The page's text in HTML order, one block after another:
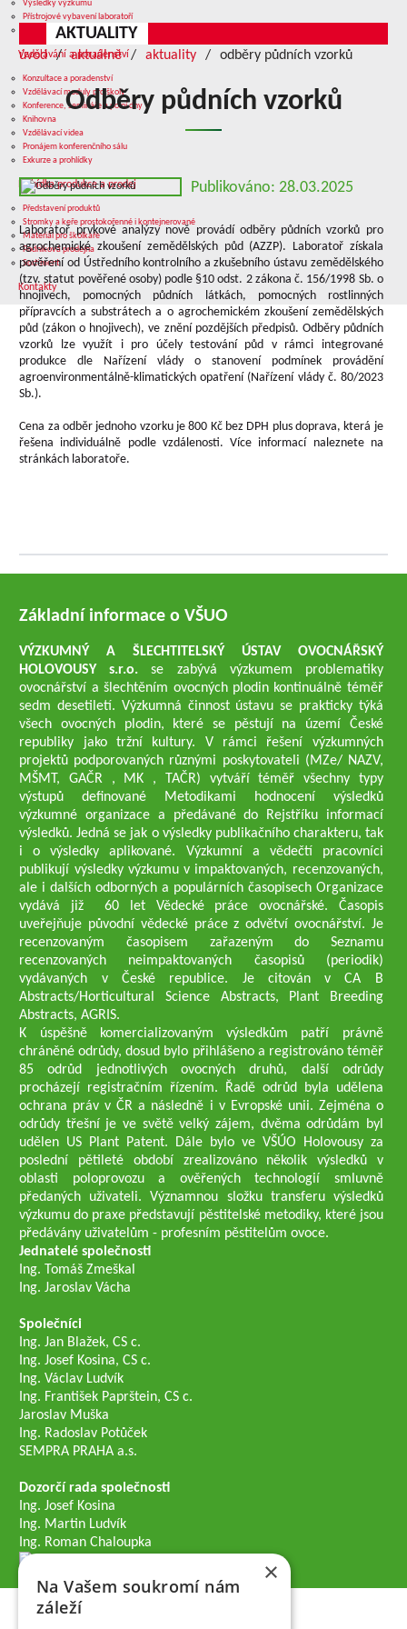
Výsledky výzkumu
Přístrojové vybavení laboratoří
Služby v oblasti výzkumu
Vzdělávání a poradenství
Konzultace a poradenství
Vzdělávací moduly pro školy
Konference, semináře a polní dny
Knihovna
Vzdělávací videa
Pronájem konferenčního sálu
Exkurze a prohlídky
Nabídka produkce a prodej
Představení produktů
Stromky a keře prostokořenné i kontejnerované
Materiál pro školkaře
Podniková prodejna
Sortiment
Kontakty
AKTUALITY
úvod aktuálně aktuality odběry půdních vzorků
Odběry půdních vzorků
Publikováno: 28.03.2025
Laboratoř prvkové analýzy nově provádí odběry půdních vzorků pro
agrochemické zkoušení zemědělských půd (AZZP). Laboratoř získala
pověření od Ústředního kontrolního a zkušebního ústavu zemědělského
(tzv. statut pověřené osoby) podle §10 odst. 2 zákona č. 156/1998 Sb. o
hnojivech, pomocných půdních látkách, pomocných rostlinných
přípravcích a substrátech a o agrochemickém zkoušení zemědělských
půd (zákon o hnojivech), ve znění pozdějších předpisů. Odběry půdních
vzorků lze využít i pro účely testování půd v rámci integrované
produkce dle Nařízení vlády o stanovení podmínek provádění
agroenvironmentálně-klimatických opatření (Nařízení vlády č. 80/2023
Sb.).
Cena za odběr jednoho vzorku je 800 Kč bez DPH plus doprava, která je
řešena individuálně podle vzdálenosti. Více informací naleznete na
stránkách laboratoře.
Základní informace o VŠUO
VÝZKUMNÝ A ŠLECHTITELSKÝ ÚSTAV OVOCNÁŘSKÝ
HOLOVOUSY s.r.o.se zabývá výzkumem problematiky
ovocnářství a šlechtěním ovocných plodin kontinuálně téměř
sedm desetiletí. Výzkumná činnost ústavu se prakticky týká
všech ovocných plodin, které se pěstují na území České
republiky jako tržní kultury. V rámci řešení výzkumných
projektů podporovaných různými poskytovateli (MZe/ NAZV,
MŠMT, GAČR , MK , TAČR) vytváří téměř všechny typy
výstupů definované Metodikami hodnocení výsledků
výzkumné organizace a předávané do Rejstříku informací
výsledků. Jedná se jak o výsledky publikačního charakteru, tak
i o výsledky aplikované. Výzkumní a vědečtí pracovníci
publikují výsledky výzkumu v impaktovaných, recenzovaných,
ale i dalších odborných a populárních časopisech Organizace
vydává již 60 let Vědecké práce ovocnářské. Časopis
uveřejňuje původní vědecké práce z odvětví ovocnářství. Je
recenzovaným časopisem zařazeným do Seznamu
recenzovaných neimpaktovaných časopisů (periodik)
vydávaných v České republice. Je citován v CA B
Abstracts/Horticultural Science Abstracts, Plant Breeding
Abstracts, AGRIS.
K úspěšně komercializovaným výsledkům patří právně
chráněné odrůdy, dosud bylo přihlášeno a registrováno téměř
85 odrůd jednotlivých ovocných druhů, další odrůdy
procházejí registračním řízením. Řadě odrůd byla udělena
ochrana práv v ČR a následně i v Evropské unii. Zejména o
odrůdy třešní je ve světě velký zájem, dvěma odrůdám byl
udělen US Plant Patent. Dále bylo ve VŠÚO Holovousy za
poslední pětileté období zrealizováno několik výsledků v
oblasti poloprovozu a ověřených technologií smluvně
předaných uživateli. Významnou složku transferu výsledků
výzkumu do praxe představují pěstitelské metodiky, které jsou
předávány uživatelům - profesním pěstitelům ovoce.
Jednatelé společnosti
Ing. Tomáš Zmeškal
Ing. Jaroslav Vácha
Společníci
Ing. Jan Blažek, CS c.
Ing. Josef Kosina, CS c.
Ing. Václav Ludvík
Ing. František Paprštein, CS c.
Jaroslav Muška
Ing. Radoslav Potůček
SEMPRA PRAHA a.s.
Dozorčí rada společnosti
Ing. Josef Kosina
Ing. Martin Ludvík
Ing. Roman Chaloupka
×
Na Vašem soukromí nám
záleží